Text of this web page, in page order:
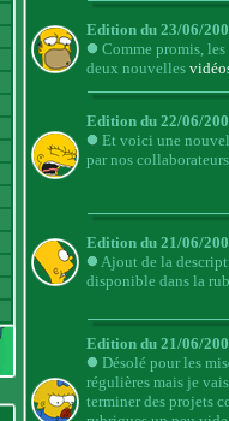
Edition du 23/06/
Comme promis,
deux nouvelles
Edition du 22/06/
Et voici une
par nos
Edition du 21/06/
Ajout de la
disponible dans la
Edition du 21/06/
Désolé pour les
régulières mais je
terminer des projets